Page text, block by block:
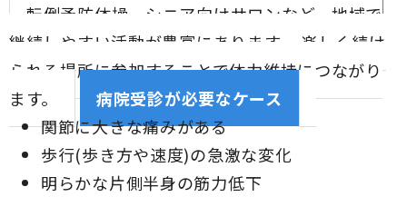
転倒予防体操、シニア向けサロンなど、地域で
継続しやすい活動が豊富にあります。 楽しく続け
られる場所に参加することで体力維持につながり
ます。
病院受診が必要なケース
関節に大きな痛みがある
歩行(歩き方や速度)の急激な変化
明らかな片側半身の筋力低下